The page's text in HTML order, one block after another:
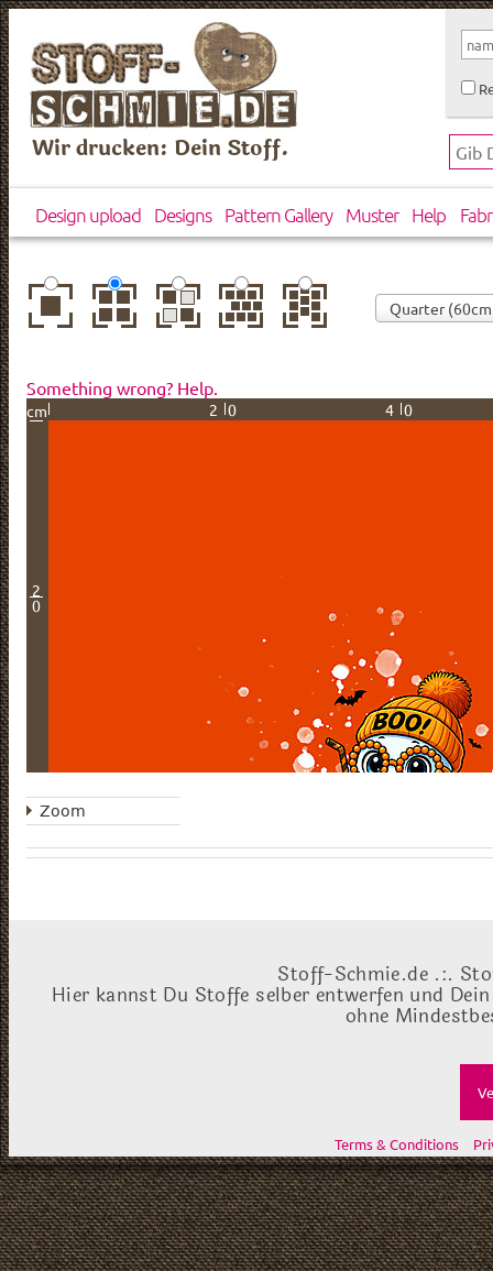
Wir drucken: Dein Stoff.
Design upload Designs Pattern Gallery Muster Help
center basic mirror brick drop
Something wrong? Help.
cm 20 40
2
0
Zoom
Stoff-Schmie.de .:.
Hier kannst Du Stoffe selber entwerfen und
ohne
Terms & Conditions